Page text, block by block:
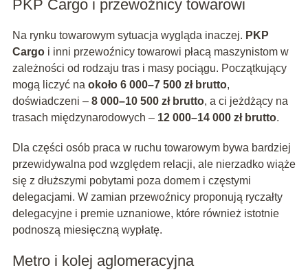
PKP Cargo i przewoźnicy towarowi
Na rynku towarowym sytuacja wygląda inaczej. PKP
Cargoi inni przewoźnicy towarowi płacą maszynistom w
zależności od rodzaju tras i masy pociągu. Początkujący
mogą liczyć na około 6 000–7 500 zł brutto,
doświadczeni – 8 000–10 500 zł brutto, a ci jeżdżący na
trasach międzynarodowych – 12 000–14 000 zł brutto.
Dla części osób praca w ruchu towarowym bywa bardziej
przewidywalna pod względem relacji, ale nierzadko wiąże
się z dłuższymi pobytami poza domem i częstymi
delegacjami. W zamian przewoźnicy proponują ryczałty
delegacyjne i premie uznaniowe, które również istotnie
podnoszą miesięczną wypłatę.
Metro i kolej aglomeracyjna